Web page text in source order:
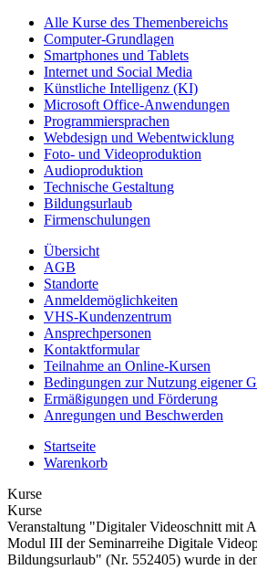
Alle Kurse des Themenbereichs
Computer-Grundlagen
Smartphones und Tablets
Internet und Social Media
Künstliche Intelligenz (KI)
Microsoft Office-Anwendungen
Programmiersprachen
Webdesign und Webentwicklung
Foto- und Videoproduktion
Audioproduktion
Technische Gestaltung
Bildungsurlaub
Firmenschulungen
Übersicht
AGB
Standorte
Anmeldemöglichkeiten
VHS-Kundenzentrum
Ansprechpersonen
Kontaktformular
Teilnahme an Online-Kursen
Bedingungen zur Nutzung eigener
Ermäßigungen und Förderung
Anregungen und Beschwerden
Startseite
Warenkorb
Kurse
Kurse
Veranstaltung "Digitaler Videoschnitt mit
Modul III der Seminarreihe Digitale
Bildungsurlaub" (Nr. 552405) wurde in